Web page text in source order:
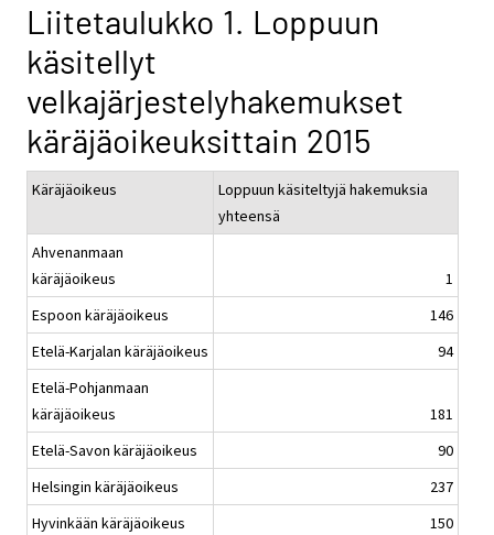
Liitetaulukko 1. Loppuun
käsitellyt
velkajärjestelyhakemukset
käräjäoikeuksittain 2015
Käräjäoikeus
Loppuun käsiteltyjä hakemuksia
yhteensä
Ahvenanmaan
käräjäoikeus
1
Espoon käräjäoikeus
146
Etelä-Karjalan käräjäoikeus
94
Etelä-Pohjanmaan
käräjäoikeus
181
Etelä-Savon käräjäoikeus
90
Helsingin käräjäoikeus
237
Hyvinkään käräjäoikeus
150